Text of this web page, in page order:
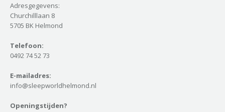
Adresgegevens:
Churchilllaan 8
5705 BK Helmond
Telefoon:
0492 74 52 73
E-mailadres:
info@sleepworldhelmond.nl
Openingstijden?